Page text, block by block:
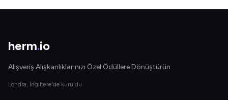
herm.io
Alışveriş Alışkanlıklarınızı Özel Ödüllere Dönüştürün
Londra, İngiltere'de kuruldu